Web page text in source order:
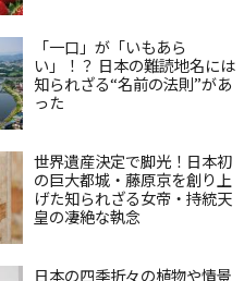
「一口」が「いもあら
い」！？ 日本の難読地名には
知られざる“名前の法則”があ
った
世界遺産決定で脚光！日本初
の巨大都城・藤原京を創り上
げた知られざる女帝・持統天
皇の凄絶な執念
日本の四季折々の植物や情景